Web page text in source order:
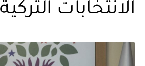
الانتخابات التركية